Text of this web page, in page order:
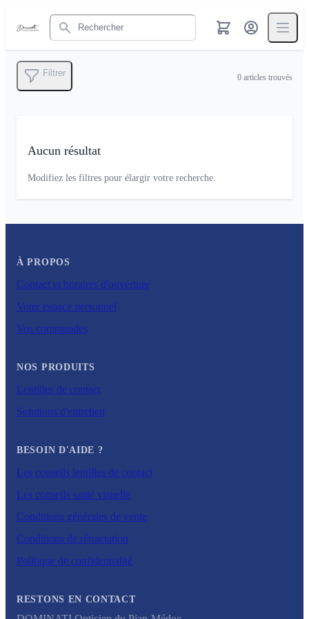
Rechercher
Filtrer 0 articles trouvés
Aucun résultat
Modifiez les filtres pour élargir votre recherche.
À PROPOS
Contact et horaires d'ouverture
Votre espace personnel
Vos commandes
NOS PRODUITS
Lentilles de contact
Solutions d'entretien
BESOIN D'AIDE ?
Les conseils lentilles de contact
Les conseils santé visuelle
Conditions générales de vente
Conditions de rétractation
Politique de confidentialité
RESTONS EN CONTACT